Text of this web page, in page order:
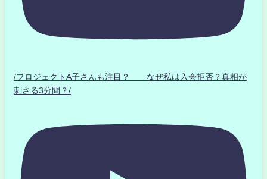
/プロジェクトA子さんも注目？ なぜ私は入会拒否？真相が
刺さる3分間？/